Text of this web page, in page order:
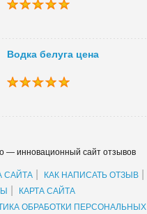
Водка белуга цена
— инновационный сайт отзывов
САЙТА КАК НАПИСАТЬ ОТЗЫВ
КАРТА САЙТА
ОБРАБОТКИ ПЕРСОНАЛЬНЫХ